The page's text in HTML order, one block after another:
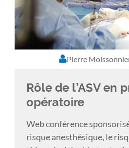
Pierre
Rôle de l’ASV en
opératoire
Web conférence
risque anesthésique, le